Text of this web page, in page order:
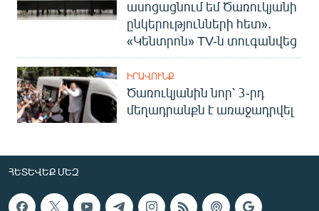
ասոցացնում եմ Ծառուկյանի
ընկերությունների հետ».
«Կենտրոն» TV-ն տուգանվեց
ԻՐԱՎՈՒՆՔ
Ծառուկյանին նոր՝ 3-րդ
մեղադրանքն է առաջադրվել
ՀԵՏԵՎԵՔ ՄԵԶ